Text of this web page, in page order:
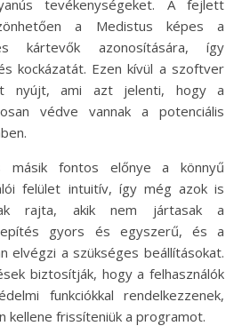
tevékenységeket. A fejlett
a Medistus képes a
kártevők azonosítására, így
kockázatát. Ezen kívül a szoftver
nyújt, ami azt jelenti, hogy a
védve vannak a potenciális
másik fontos előnye a könnyű
felület intuitív, így még azok is
rajta, akik nem jártasak a
gyors és egyszerű, és a
elvégzi a szükséges beállításokat.
biztosítják, hogy a felhasználók
funkciókkal rendelkezzenek,
kellene frissíteniük a programot.